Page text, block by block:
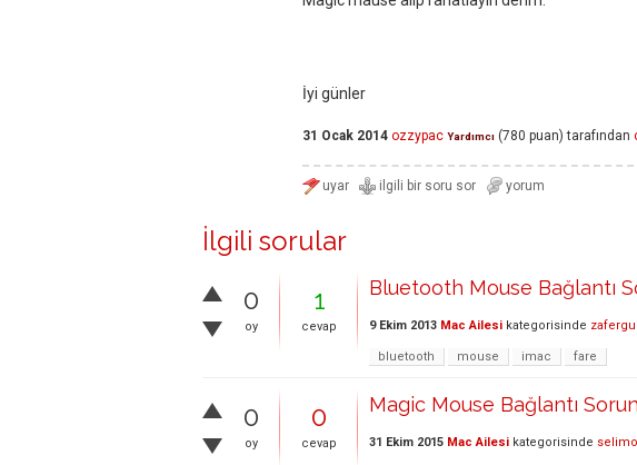
İyi günler
31 Ocak 2014 ozzypac Yardımcı (780 puan) tarafından
İlgili sorular
0
oy
1
cevap
Bluetooth Mouse Bağlantı
9 Ekim 2013 Mac Ailesi kategorisinde
bluetooth mouse imac fare
0
oy
0
cevap
Magic Mouse Bağlantı
31 Ekim 2015 Mac Ailesi kategorisinde